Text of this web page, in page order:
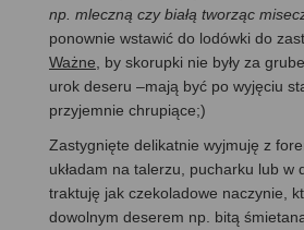
np. mleczną czy białą tworząc
ponownie wstawić do lodówki do
Ważne , by skorupki nie były za
urok deseru –mają być po wyjęciu
przyjemnie chrupiące;)
Zastygnięte delikatnie wyjmuję z
układam na talerzu, pucharku lub w
traktuję jak czekoladowe naczynie,
dowolnym deserem np. bitą